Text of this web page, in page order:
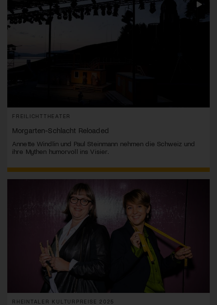
FREILICHTTHEATER
Morgarten-Schlacht Reloaded
Annette Windlin und Paul Steinmann nehmen die Schweiz und
ihre Mythen humorvoll ins Visier.
RHEINTALER KULTURPREISE 2025